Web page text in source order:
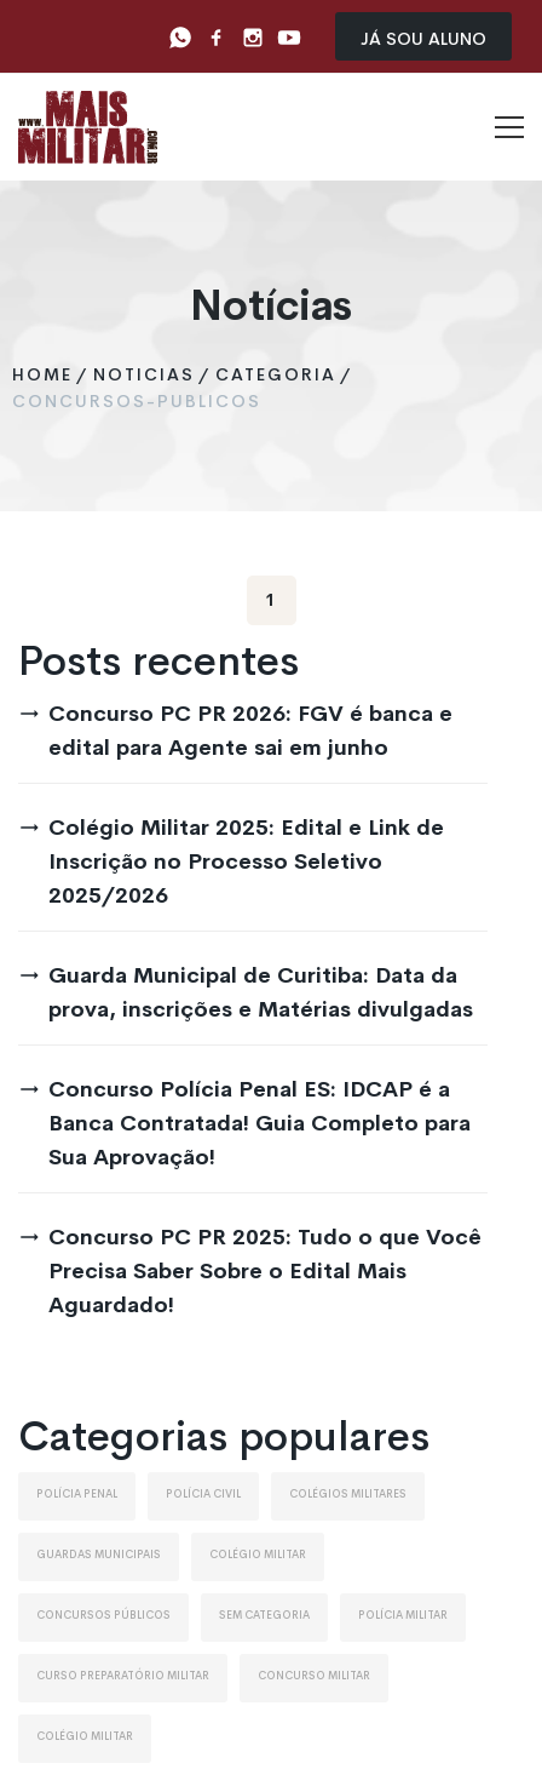
Já sou Aluno
Notícias
HOME / NOTICIAS / CATEGORIA /
CONCURSOS-PUBLICOS
Posts recentes
Concurso PC PR 2026: FGV é banca e
edital para Agente sai em junho
Colégio Militar 2025: Edital e Link de
Inscrição no Processo Seletivo
2025/2026
Guarda Municipal de Curitiba: Data da
prova, inscrições e Matérias divulgadas
Concurso Polícia Penal ES: IDCAP é a
Banca Contratada! Guia Completo para
Sua Aprovação!
Concurso PC PR 2025: Tudo o que Você
Precisa Saber Sobre o Edital Mais
Aguardado!
Categorias populares
Polícia Penal Polícia Civil Colégios Militares
Guardas Municipais Colégio Militar
Concursos Públicos Sem Categoria Polícia Militar
Curso Preparatório Militar Concurso Militar
Colégio Militar
1